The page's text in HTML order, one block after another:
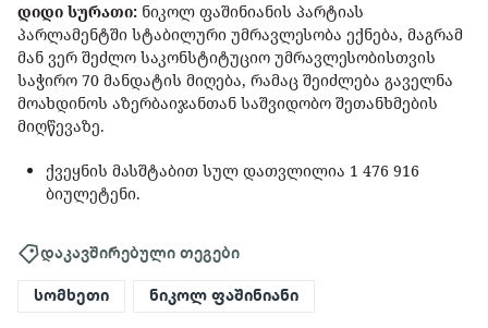
დიდი სურათი: ნიკოლ ფაშინიანის პარტიას
პარლამენტში სტაბილური უმრავლესობა ექნება, მაგრამ
მან ვერ შეძლო საკონსტიტუციო უმრავლესობისთვის
საჭირო 70 მანდატის მიღება, რამაც შეიძლება გაველნა
მოახდინოს აზერბაიჯანთან საშვიდობო შეთანხმების
მიღწევაზე.
ქვეყნის მასშტაბით სულ დათვლილია 1 476 916
ბიულეტენი.
დაკავშირებული თეგები
სომხეთი ნიკოლ ფაშინიანი